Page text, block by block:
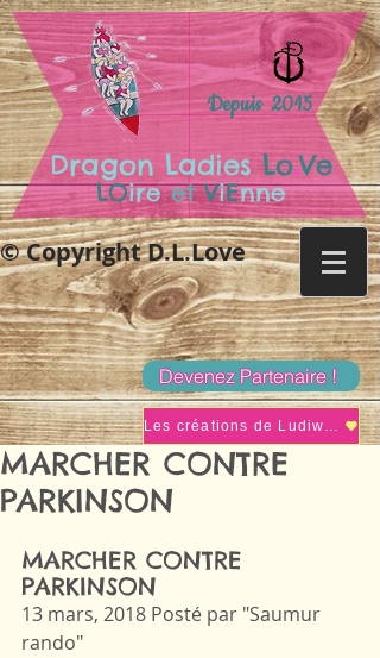
Dragon Ladies Lo.Ve
LOire et ViEnne
Depuis 2015
© Copyright D.L.Love
Devenez Partenaire !
Les créations de Ludiwine
MARCHER CONTRE
PARKINSON
MARCHER CONTRE
PARKINSON
13 mars, 2018 Posté par "Saumur
rando"